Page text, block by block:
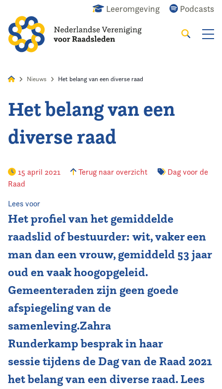
Leeromgeving Podcasts
Zoeken
Home
Agenda
Opleiding
Kennis & Informatie
Vereniging
Contact
Nieuws Het belang van een diverse raad
Het belang van een
diverse raad
15 april 2021 Terug naar overzicht
Dag voor de
Raad
Lees voor
Het profiel van het gemiddelde
raadslid of bestuurder: wit, vaker een
man dan een vrouw, gemiddeld 53 jaar
oud en vaak hoogopgeleid.
Gemeenteraden zijn geen goede
afspiegeling van de
samenleving.Zahra
Runderkamp besprak in haar
sessie tijdens de Dag van de Raad 2021
het belang van een diverse raad. Lees